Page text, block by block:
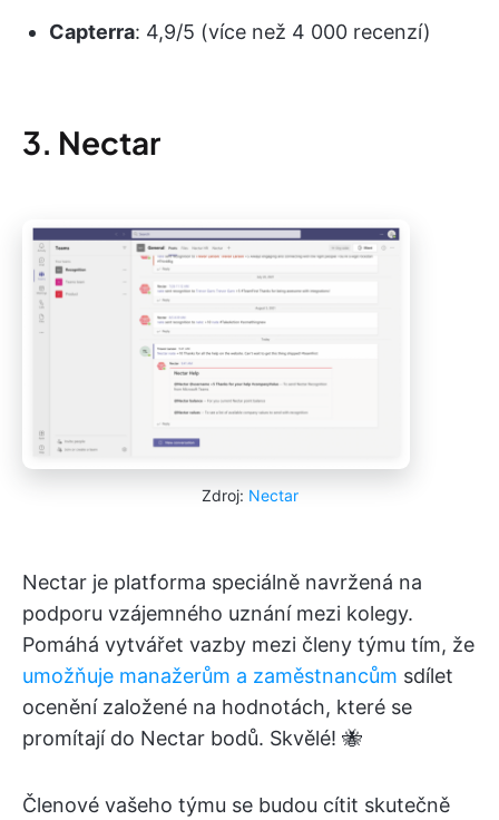
Capterra: 4,9/5 (více než 4 000 recenzí)
3. Nectar
Zdroj: Nectar
Nectar je platforma speciálně navržená na
podporu vzájemného uznání mezi kolegy.
Pomáhá vytvářet vazby mezi členy týmu tím, že
umožňuje manažerům a zaměstnancům sdílet
ocenění založené na hodnotách, které se
promítají do Nectar bodů. Skvělé! 🐝
Členové vašeho týmu se budou cítit skutečně